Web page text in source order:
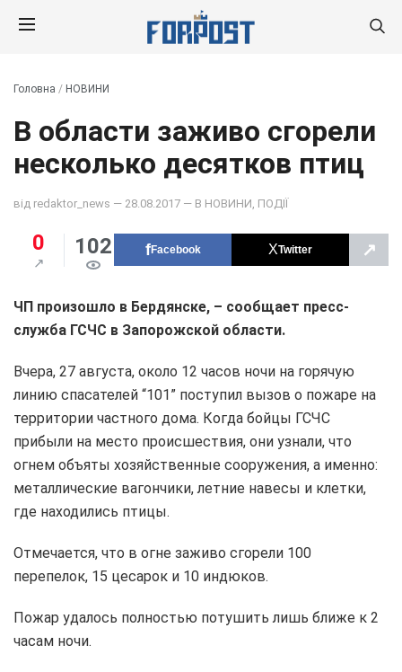
Головна / НОВИНИ
В области заживо сгорели
несколько десятков птиц
від redaktor_news — 28.08.2017 — В НОВИНИ ПОДІЇ
0 102 Facebook Twitter ↗
ЧП произошло в Бердянске, – сообщает пресс-
служба ГСЧС в Запорожской области.
Вчера, 27 августа, около 12 часов ночи на горячую
линию спасателей “101” поступил вызов о пожаре на
территории частного дома. Когда бойцы ГСЧС
прибыли на место происшествия, они узнали, что
огнем объяты хозяйственные сооружения, а именно:
металлические вагончики, летние навесы и клетки,
где находились птицы.
Отмечается, что в огне заживо сгорели 100
перепелок, 15 цесарок и 10 индюков.
Пожар удалось полностью потушить лишь ближе к 2
часам ночи.